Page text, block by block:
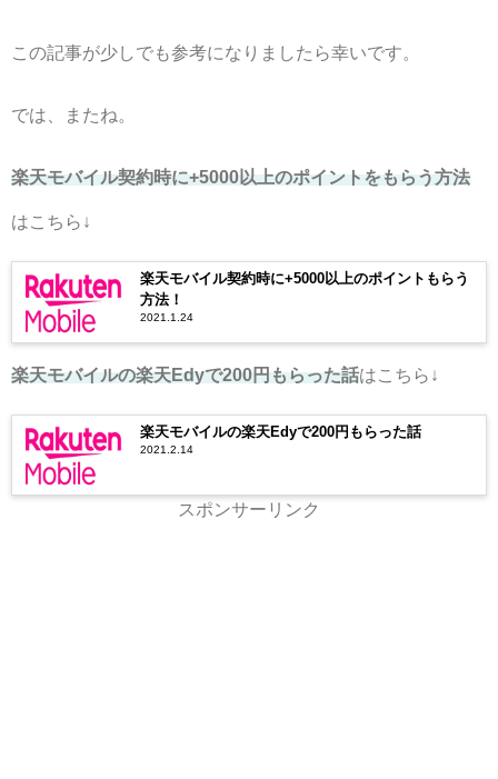
この記事が少しでも参考になりましたら幸いです。
では、またね。
楽天モバイル契約時に+5000以上のポイントをもらう方法
はこちら↓
楽天モバイル契約時に+5000以上のポイントもらう
方法！
2021.1.24
楽天モバイルの楽天Edyで200円もらった話はこちら↓
楽天モバイルの楽天Edyで200円もらった話
2021.2.14
スポンサーリンク